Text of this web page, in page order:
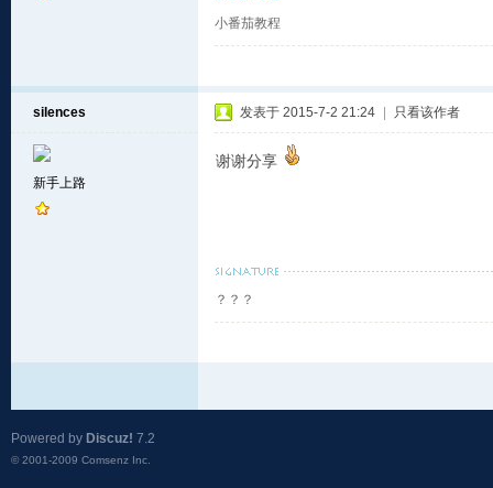
小番茄教程
silences
新手上路
发表于 2015-7-2 21:24 只看该作者
谢谢分享
？？？
Powered by Discuz! 7.2
© 2001-2009 Comsenz Inc.